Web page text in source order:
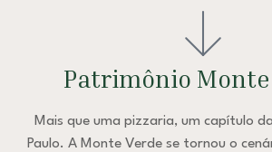
Patrimônio
Mais que uma pizzaria, um capítulo
Paulo. A Monte Verde se tornou o